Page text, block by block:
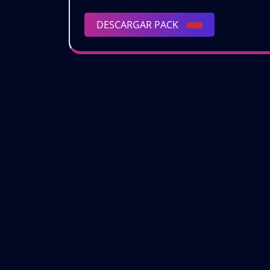
DESCARGAR PACK
DESCARGAR
PACK